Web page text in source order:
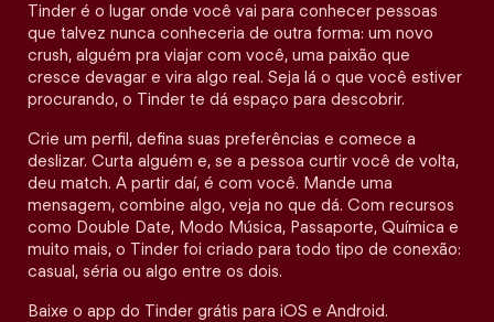
Tinder é o lugar onde você vai para conhecer pessoas
que talvez nunca conheceria de outra forma: um novo
crush, alguém pra viajar com você, uma paixão que
cresce devagar e vira algo real. Seja lá o que você estiver
procurando, o Tinder te dá espaço para descobrir.
Crie um perfil, defina suas preferências e comece a
deslizar. Curta alguém e, se a pessoa curtir você de volta,
deu match. A partir daí, é com você. Mande uma
mensagem, combine algo, veja no que dá. Com recursos
como Double Date, Modo Música, Passaporte, Química e
muito mais, o Tinder foi criado para todo tipo de conexão:
casual, séria ou algo entre os dois.
Baixe o app do Tinder grátis para iOS e Android.